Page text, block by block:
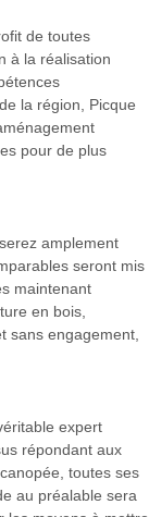
de toutes
à la réalisation
la région, Picque
pour de plus
amplement
seront mis
maintenant
en bois,
sans engagement,
expert
répondant aux
toutes ses
au préalable sera